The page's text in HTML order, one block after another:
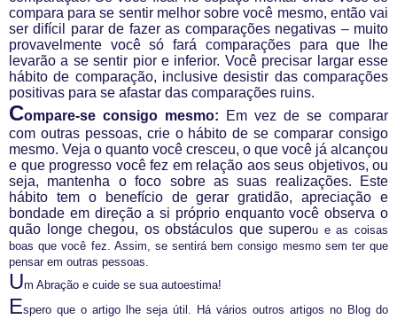
compara para se sentir melhor sobre você mesmo, então vai
ser difícil parar de fazer as comparações negativas – muito
provavelmente você só fará comparações para que lhe
levarão a se sentir pior e inferior. Você precisar largar esse
hábito de comparação, inclusive desistir das comparações
positivas para se afastar das comparações ruins.
Compare-se consigo mesmo:
Em vez de se comparar
com outras pessoas, crie o hábito de se comparar consigo
mesmo. Veja o quanto você cresceu, o que você já alcançou
e que progresso você fez em relação aos seus objetivos, ou
seja, mantenha o foco sobre as suas realizações. Este
hábito tem o benefício de gerar gratidão, apreciação e
bondade em direção a si próprio enquanto você observa o
quão longe chegou, os obstáculos que superou e as coisas
boas que você fez. Assim, se sentirá bem consigo mesmo sem ter que
pensar em outras pessoas.
Um Abração e cuide se sua autoestima!
Espero que o artigo lhe seja útil. Há vários outros artigos no Blog do